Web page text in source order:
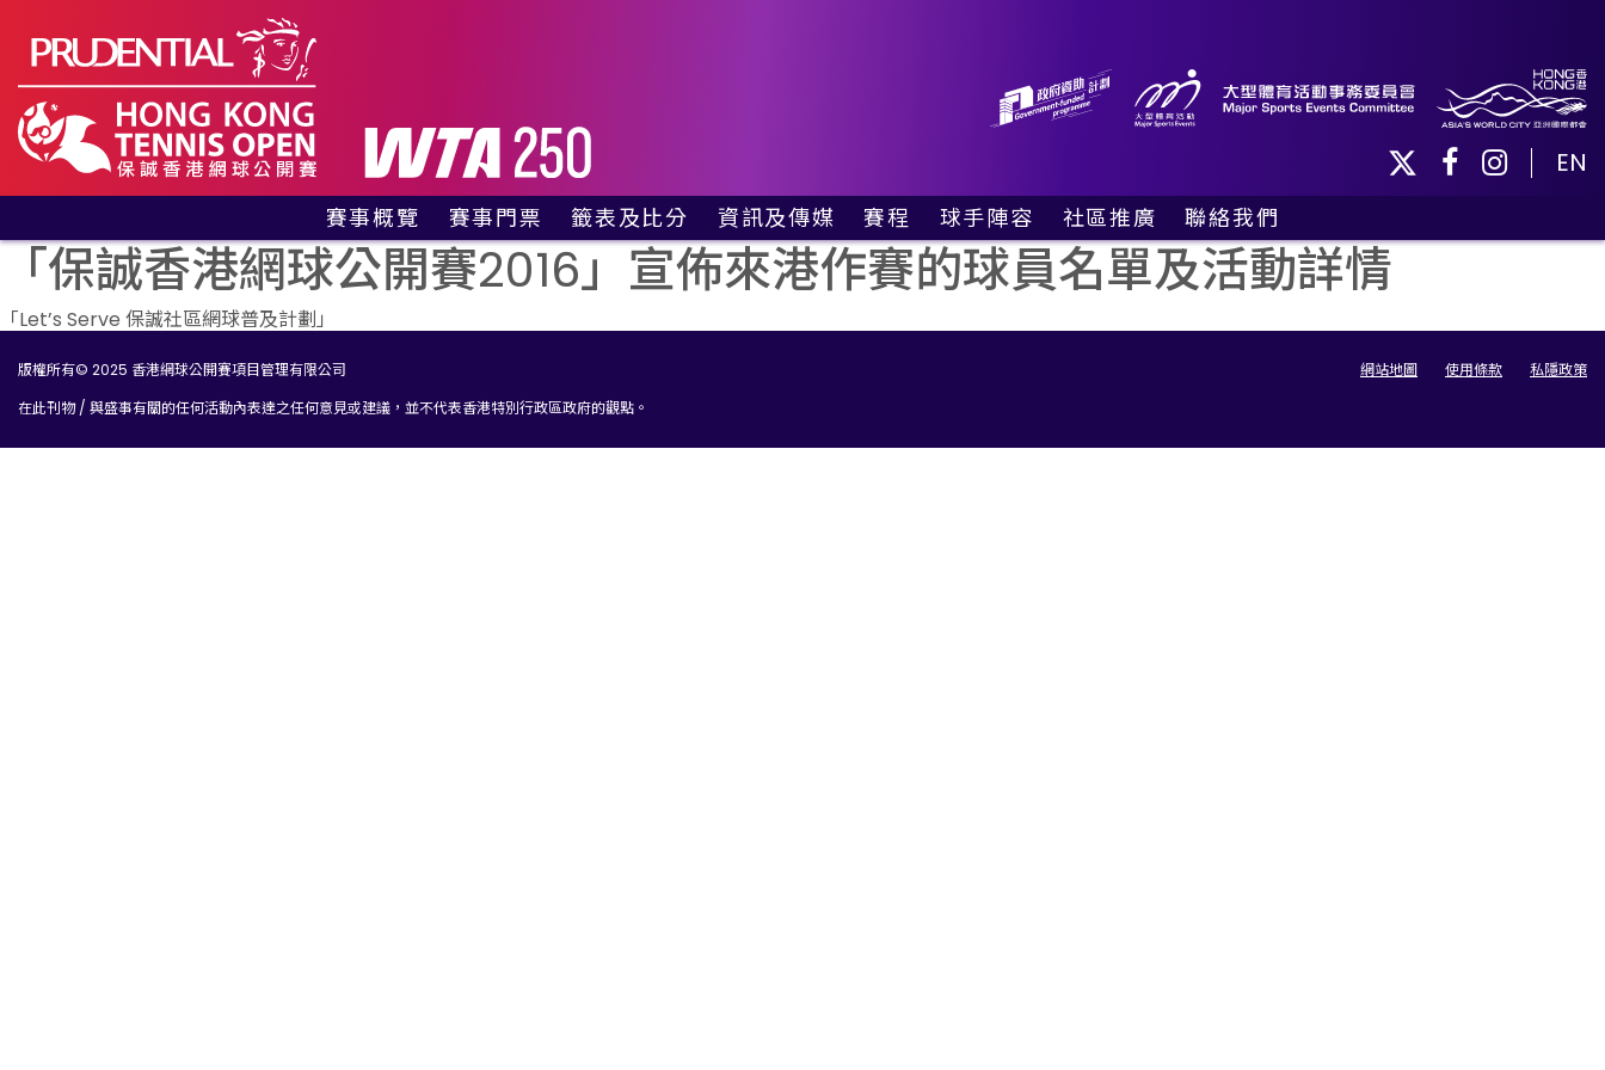
EN
賽事概覽
有關賽事
賽事資料
賽事門票
貴賓包廂
公眾門票
籤表及比分
資格賽籤表
單打正賽籤表
資訊及傳媒
最新消息
社交媒體
賽程
賽事日程
電視直播時間表
球手陣容
社區推廣
社區活動
義工及球僮
聯絡我們
「保誠香港網球公開賽2016」宣佈來港作賽的球員名單及活動詳情
文
章
導
覽
「Let’s Serve 保誠社區網球普及計劃」
版權所有© 2025 香港網球公開賽項目管理有限公司 網站地圖 使用條款
私隱政策
在此刊物 / 與盛事有關的任何活動內表達之任何意見或建議，並不代表香港特別行政區政府的觀點。